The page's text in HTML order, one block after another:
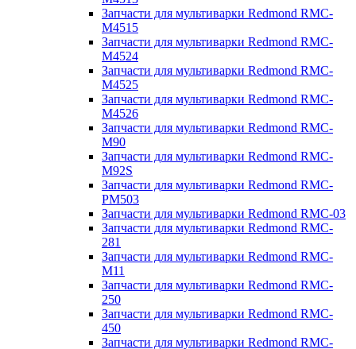
Запчасти для мультиварки Redmond RMC-
M4515
Запчасти для мультиварки Redmond RMC-
M4524
Запчасти для мультиварки Redmond RMC-
M4525
Запчасти для мультиварки Redmond RMC-
M4526
Запчасти для мультиварки Redmond RMC-
M90
Запчасти для мультиварки Redmond RMC-
M92S
Запчасти для мультиварки Redmond RMC-
PM503
Запчасти для мультиварки Redmond RMC-03
Запчасти для мультиварки Redmond RMC-
281
Запчасти для мультиварки Redmond RMC-
M11
Запчасти для мультиварки Redmond RMC-
250
Запчасти для мультиварки Redmond RMC-
450
Запчасти для мультиварки Redmond RMC-